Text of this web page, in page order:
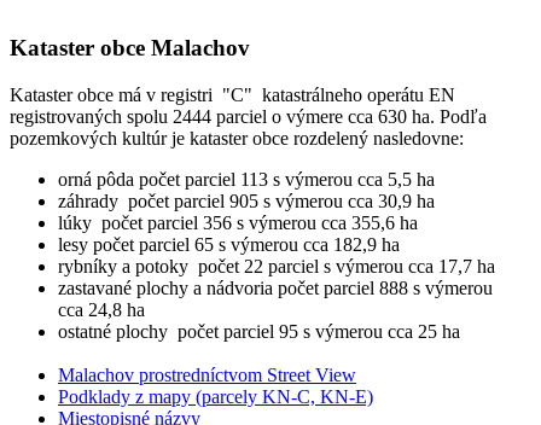
Kataster obce Malachov
Kataster obce má v registri "C" katastrálneho operátu EN
registrovaných spolu 2444 parciel o výmere cca 630 ha. Podľa
pozemkových kultúr je kataster obce rozdelený nasledovne:
orná pôda počet parciel 113 s výmerou cca 5,5 ha
záhrady počet parciel 905 s výmerou cca 30,9 ha
lúky počet parciel 356 s výmerou cca 355,6 ha
lesy počet parciel 65 s výmerou cca 182,9 ha
rybníky a potoky počet 22 parciel s výmerou cca 17,7 ha
zastavané plochy a nádvoria počet parciel 888 s výmerou
cca 24,8 ha
ostatné plochy počet parciel 95 s výmerou cca 25 ha
Malachov prostredníctvom Street View
Podklady z mapy (parcely KN-C, KN-E)
Miestopisné názvy